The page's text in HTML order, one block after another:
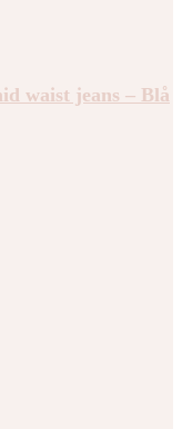
waist jeans – Blå